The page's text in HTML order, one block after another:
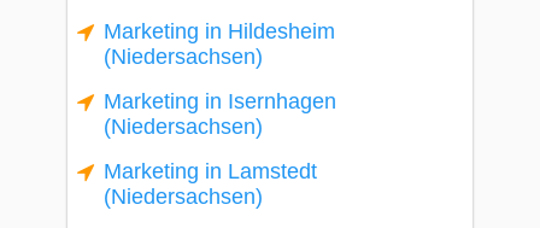
Marketing in Hildesheim
(Niedersachsen)
Marketing in Isernhagen
(Niedersachsen)
Marketing in Lamstedt
(Niedersachsen)